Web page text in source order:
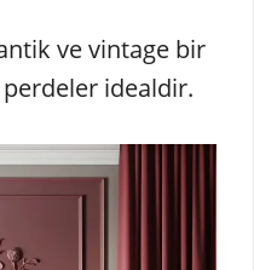
ve vintage bir
idealdir.